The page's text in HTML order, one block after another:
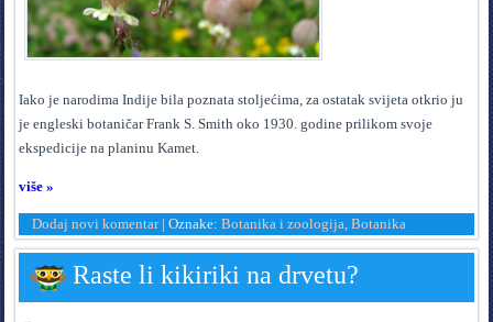
Iako je narodima Indije bila poznata stoljećima, za ostatak svijeta otkrio ju
je engleski botaničar Frank S. Smith oko 1930. godine prilikom svoje
ekspedicije na planinu Kamet.
više »
Dodaj novi komentar|Oznake:Botanika i zoologija,Botanika
Raste li kikiriki na drvetu?